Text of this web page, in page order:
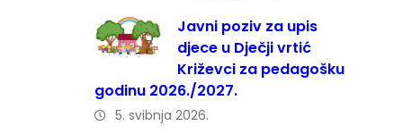
Javni poziv za upis
djece u Dječji vrtić
Križevci za pedagošku
godinu 2026./2027.
5. svibnja 2026.